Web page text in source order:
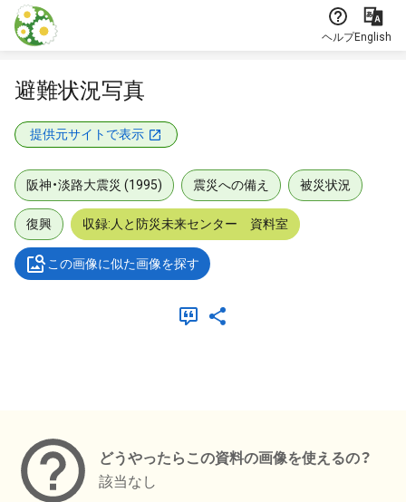
本文に飛ぶ
ヘルプEnglish
避難状況写真
提供元サイトで表示
阪神・淡路大震災 (1995) 震災への備え 被災状況
復興 収録:人と防災未来センター 資料室
この画像に似た画像を探す
どうやったらこの資料の画像を使えるの？
該当なし